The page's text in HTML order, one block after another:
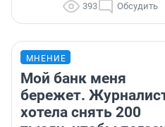
393 Обсудить
МНЕНИЕ
Мой банк меня
бережет.
хотела снять 200